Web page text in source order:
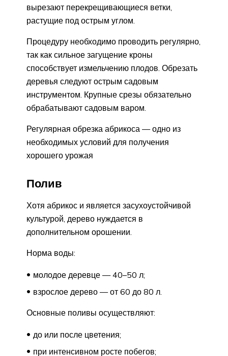
вырезают перекрещивающиеся ветки,
растущие под острым углом.
Процедуру необходимо проводить регулярно,
так как сильное загущение кроны
способствует измельчению плодов. Обрезать
деревья следуют острым садовым
инструментом. Крупные срезы обязательно
обрабатывают садовым варом.
Регулярная обрезка абрикоса — одно из
необходимых условий для получения
хорошего урожая
Полив
Хотя абрикос и является засухоустойчивой
культурой, дерево нуждается в
дополнительном орошении.
Норма воды:
молодое деревце — 40–50 л;
взрослое дерево — от 60 до 80 л.
Основные поливы осуществляют:
до или после цветения;
при интенсивном росте побегов;